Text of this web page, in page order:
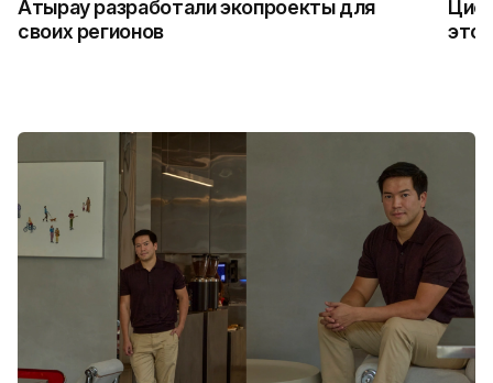
Атырау разработали экопроекты для
своих регионов
это